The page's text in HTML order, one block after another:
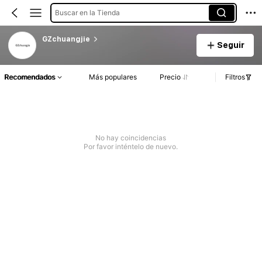
Buscar en la Tienda
GZchuangjie
Seguir
Recomendados Más populares Precio Filtros
No hay coincidencias
Por favor inténtelo de nuevo.